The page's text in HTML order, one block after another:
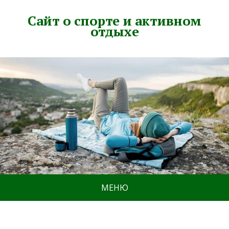
Сайт о спорте и активном
отдыхе
МЕНЮ